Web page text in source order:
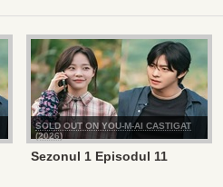
SOLD OUT ON YOU-M-AI CASTIGAT
(2026)
Sezonul 1 Episodul 11